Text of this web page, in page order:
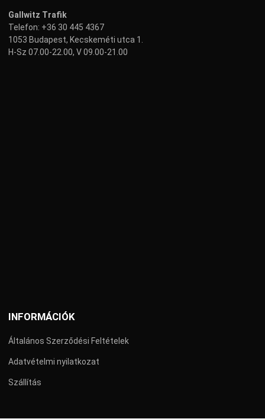
Gallwitz Trafik
Telefon: +36 30 445 4367
1053 Budapest, Kecskeméti utca 1.
H-Sz 07.00-22.00, V 09.00-21.00
INFORMÁCIÓK
Általános Szerződési Feltételek
Adatvételmi nyilatkozat
Szállítás